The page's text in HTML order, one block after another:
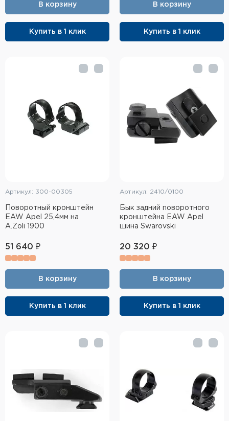
В корзину
Купить в 1 клик
В корзину
Купить в 1 клик
Артикул: 300-00305
Поворотный кронштейн
EAW Apel 25,4мм на
A.Zoli 1900
51 640 ₽
В корзину
Купить в 1 клик
Артикул: 2410/0100
Бык задний поворотного
кронштейна EAW Apel
шина Swarovski
20 320 ₽
В корзину
Купить в 1 клик